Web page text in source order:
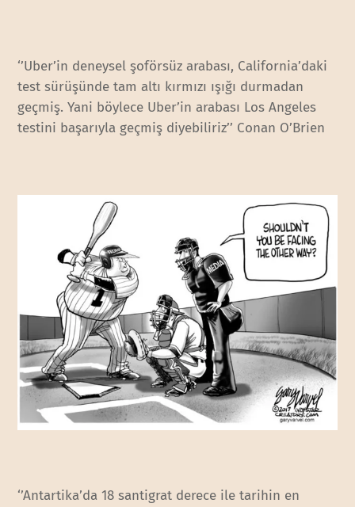
‘’Uber’in deneysel şoförsüz arabası, California’daki
test sürüşünde tam altı kırmızı ışığı durmadan
geçmiş. Yani böylece Uber’in arabası Los Angeles
testini başarıyla geçmiş diyebiliriz’’ Conan O’Brien
‘’Antartika’da 18 santigrat derece ile tarihin en